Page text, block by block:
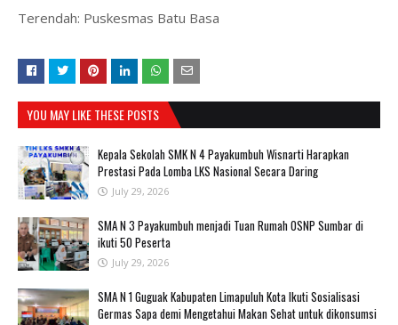
Terendah: Puskesmas Batu Basa
YOU MAY LIKE THESE POSTS
Kepala Sekolah SMK N 4 Payakumbuh Wisnarti Harapkan
Prestasi Pada Lomba LKS Nasional Secara Daring
July 29, 2026
SMA N 3 Payakumbuh menjadi Tuan Rumah OSNP Sumbar di
ikuti 50 Peserta
July 29, 2026
SMA N 1 Guguak Kabupaten Limapuluh Kota Ikuti Sosialisasi
Germas Sapa demi Mengetahui Makan Sehat untuk dikonsumsi